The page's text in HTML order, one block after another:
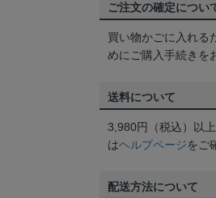
ご注文の確定につい
買い物かごに入れる
めにご購入手続きを
送料について
3,980円（税込）以
はヘルプページをご
配送方法について